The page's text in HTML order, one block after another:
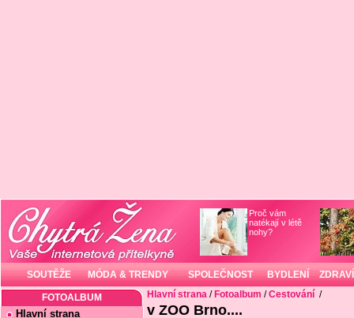
Proč vám
natékají v létě
nohy?
SOUTĚŽE MÓDA & TRENDY SPOLEČNOST BYDLENÍ ZDRAVÍ
FOTOALBUM
Hlavní strana
Hlavní strana / Fotoalbum /Cestování /
v ZOO Brno....